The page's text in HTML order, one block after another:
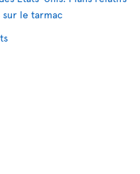
le tarmac